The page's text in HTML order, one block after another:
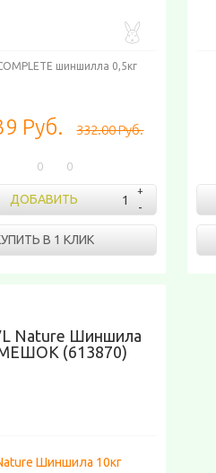
шиншилла 0,5кг
Руб. 332.00 Руб.
0 0
ДОБАВИТЬ
В 1 КЛИК
Nature Шиншила
МЕШОК (613870)